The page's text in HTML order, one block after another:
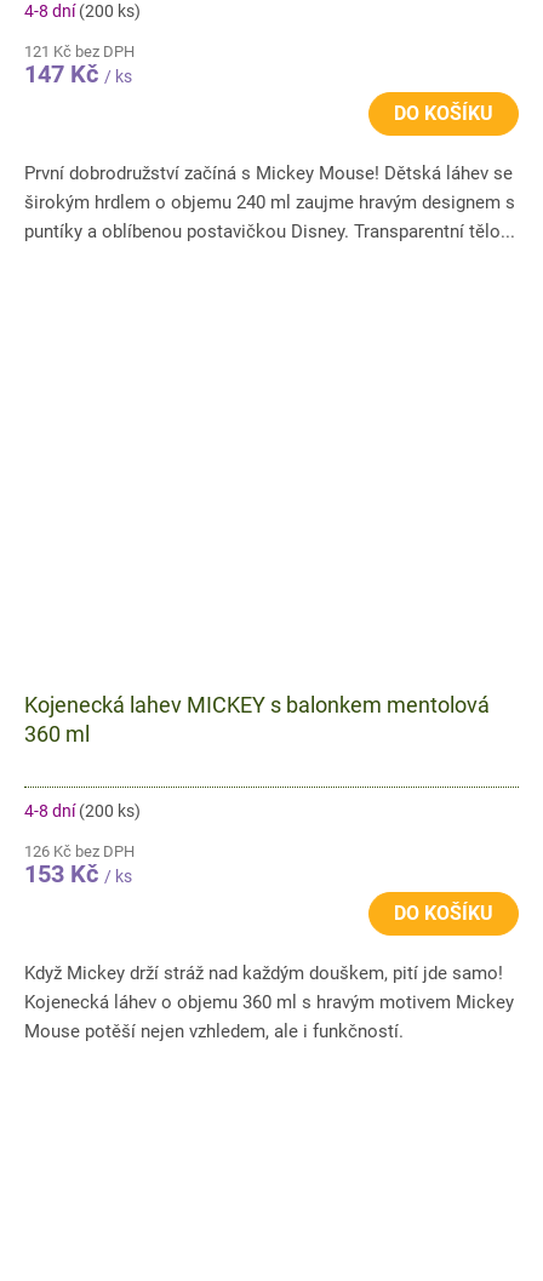
4-8 dní(200 ks)
121 Kč bez DPH
147 Kč / ks
DO KOŠÍKU
První dobrodružství začíná s Mickey Mouse! Dětská láhev se
širokým hrdlem o objemu 240 ml zaujme hravým designem s
puntíky a oblíbenou postavičkou Disney. Transparentní tělo...
Kojenecká lahev MICKEY s balonkem mentolová
360 ml
4-8 dní(200 ks)
126 Kč bez DPH
153 Kč / ks
DO KOŠÍKU
Když Mickey drží stráž nad každým douškem, pití jde samo!
Kojenecká láhev o objemu 360 ml s hravým motivem Mickey
Mouse potěší nejen vzhledem, ale i funkčností.